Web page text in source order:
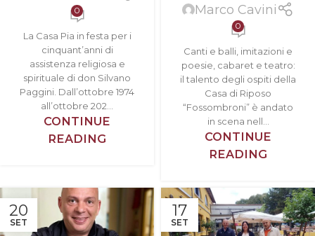
0
La Casa Pia in festa per i
cinquant’anni di
assistenza religiosa e
spirituale di don Silvano
Paggini. Dall’ottobre 1974
all’ottobre 202...
CONTINUE
READING
Marco Cavini
0
Canti e balli, imitazioni e
poesie, cabaret e teatro:
il talento degli ospiti della
Casa di Riposo
“Fossombroni” è andato
in scena nell...
CONTINUE
READING
20
SET
17
SET